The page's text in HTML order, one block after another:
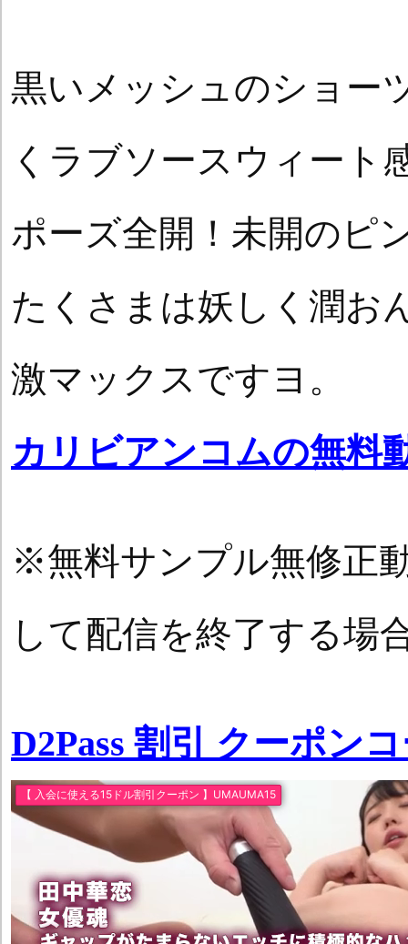
黒いメッシュのショー
くラブソースウィート
ポーズ全開！未開のピ
たくさまは妖しく潤お
激マックスですヨ。
カリビアンコムの無料
※無料サンプル無修正
して配信を終了する場
D2Pass 割引 クーポン